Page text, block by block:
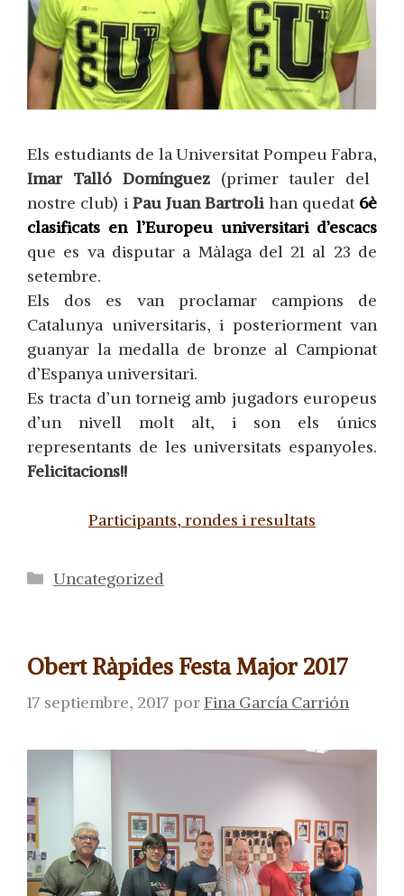
Els estudiants de la Universitat Pompeu Fabra,
Imar Talló Domínguez(primer tauler del
nostre club) i Pau Juan Bartrolihan quedat6è
clasificats en l’Europeu universitari d’escacs
que es va disputar a Màlaga del 21 al 23 de
setembre.
Els dos es van proclamar campions de
Catalunya universitaris, i posteriorment van
guanyar la medalla de bronze al Campionat
d’Espanya universitari.
Es tracta d’un torneig amb jugadors europeus
d’un nivell molt alt, i son els únics
representants de les universitats espanyoles.
Felicitacions!!
Participants, rondes i resultats
Categorías
Uncategorized
Obert Ràpides Festa Major 2017
17 septiembre, 2017 porFina García Carrión